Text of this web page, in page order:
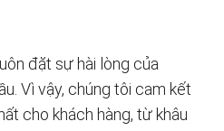
đặt sự hài lòng của
Vì vậy, chúng tôi cam kết
cho khách hàng, từ khâu